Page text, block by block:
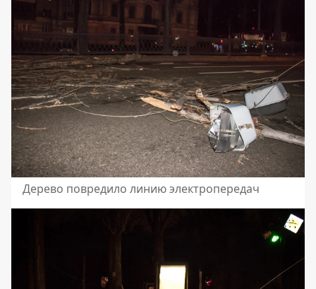
Дерево повредило линию электропередач